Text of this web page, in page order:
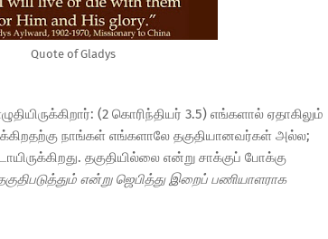
Quote of Gladys
(2 கொரிந்தியர் 3.5) எங்களால் ஏதாகிலும்
நாங்கள் எங்களாலே தகுதியானவர்கள் அல்ல;
தகுதியில்லை என்று சாக்குப் போக்கு
என்று ஜெபித்து இறைப் பணியாளராக